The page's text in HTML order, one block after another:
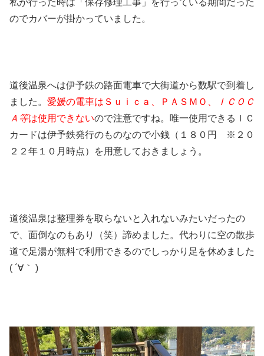
のでカバーが掛かっていました。
道後温泉へは伊予鉄の路面電車で大街道から数駅で到着し
ました。 愛媛の電車はＳｕｉｃａ、ＰＡＳＭＯ、
ＩＣＯＣ
Ａ等は使用できないので注意ですね。唯一使用できるＩＣ
カードは伊予鉄発行のものなので小銭（１８０円 ※２０
２２年１０月時点）を用意しておきましょう。
道後温泉は整理券を取らないと入れないみたいだったの
で、面倒なのもあり（笑）諦めました。代わりに空の散歩
道で足湯が無料で利用できるのでしっかり足を休めました
( ´∀｀ )